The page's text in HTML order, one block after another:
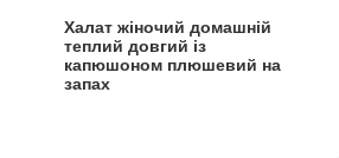
Халат жіночий домашній
теплий довгий із
капюшоном плюшевий на
запах